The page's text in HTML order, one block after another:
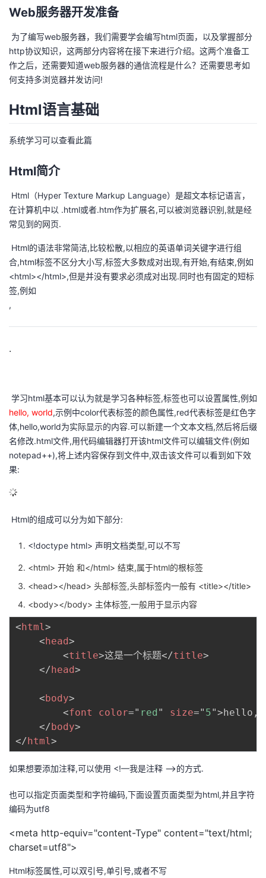
播
活
动
的
关
课
程
的
认
证
我
的
实
我
的
支
持
声
建
Web服务器开发准备
​ 为了编写web服务器，我们需要学会编写html页面，以及掌握部分
http协议知识，这两部分内容将在接下来进行介绍。这两个准备工
作之后，还需要知道web服务器的通信流程是什么？还需要思考如
何支持多浏览器并发访问!
Html语言基础
系统学习可以查看此篇
Html简介
​ Html（Hyper Texture Markup Language）是超文本标记语言，
在计算机中以 .html或者.htm作为扩展名,可以被浏览器识别,就是经
常见到的网页.
​ Html的语法非常简洁,比较松散,以相应的英语单词关键字进行组
合,html标签不区分大小写,标签大多数成对出现,有开始,有结束,例如
<html></html>,但是并没有要求必须成对出现.同时也有固定的短标
签,例如
,
.
​ 学习html基本可以认为就是学习各种标签,标签也可以设置属性,例如
hello, world,示例中color代表标签的颜色属性,red代表标签是红色字
体,hello,world为实际显示的内容.可以新建一个文本文档,然后将后缀
名修改.html文件,用代码编辑器打开该html文件可以编辑文件(例如
notepad++),将上述内容保存到文件中,双击该文件可以看到如下效
果:
​ Html的组成可以分为如下部分:
<!doctype html> 声明文档类型,可以不写
<html> 开始 和</html> 结束,属于html的根标签
<head></head> 头部标签,头部标签内一般有 <title></title>
<body></body> 主体标签,一般用于显示内容
< html>
< head>
<title>这是一个标题</title>
</ head>
< body>
<font color=" red " size=" 5"> hello,
</ body>
</ html>
如果想要添加注释,可以使用 <!—我是注释 -->的方式.
也可以指定页面类型和字符编码,下面设置页面类型为html,并且字符
编码为utf8
<meta http-equiv="content-Type" content="text/html;
charset=utf8">
Html标签属性,可以双引号,单引号,或者不写